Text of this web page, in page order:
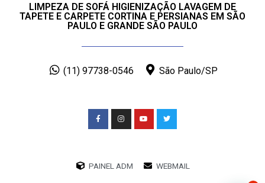
LIMPEZA DE SOFÁ HIGIENIZAÇÃO LAVAGEM DE
TAPETE E CARPETE CORTINA E PERSIANAS EM SÃO
PAULO E GRANDE SÃO PAULO
(11) 97738-0546 São Paulo/SP
PAINEL ADM WEBMAIL